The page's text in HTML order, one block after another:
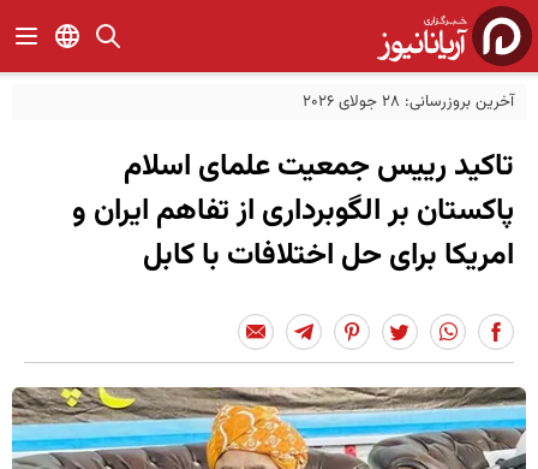
آخرین بروزرسانی: 28 جولای 2026
تاکید رییس جمعیت علمای اسلام
پاکستان بر الگوبرداری از تفاهم ایران و
امریکا برای حل اختلافات با کابل